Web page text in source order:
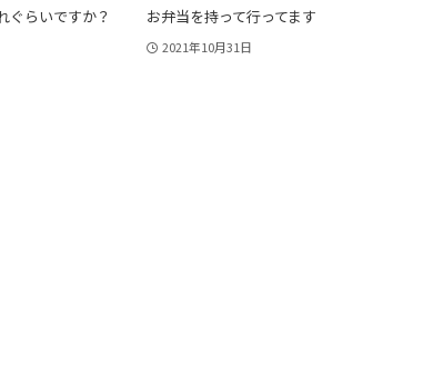
ぐらいですか？ お弁当を持って行ってます
2021年10月31日